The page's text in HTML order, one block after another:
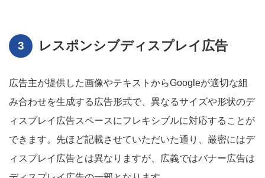
レスポンシブディスプレイ広告
広告主が提供した画像やテキストからGoogleが適切な組
み合わせを生成する広告形式で、異なるサイズや形状のデ
ィスプレイ広告スペースにフレキシブルに対応することが
できます。先ほど記載させていただいた通り、厳密にはデ
ィスプレイ広告とは異なりますが、広義ではバナー広告は